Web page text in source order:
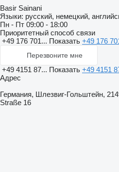
Basir Sainani
Языки: русский, немецкий,
Пн - Пт 09:00 - 18:00
Приоритетный способ связи
+49 176 701... Показать +49 176
Перезвоните мне
+49 4151 87... Показать +49 4151
Адрес
Германия, Шлезвиг-Гольштейн,
Straße 16